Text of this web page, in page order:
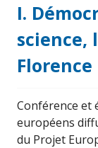
I.
science,
Florence
Conférence et
européens
du Projet